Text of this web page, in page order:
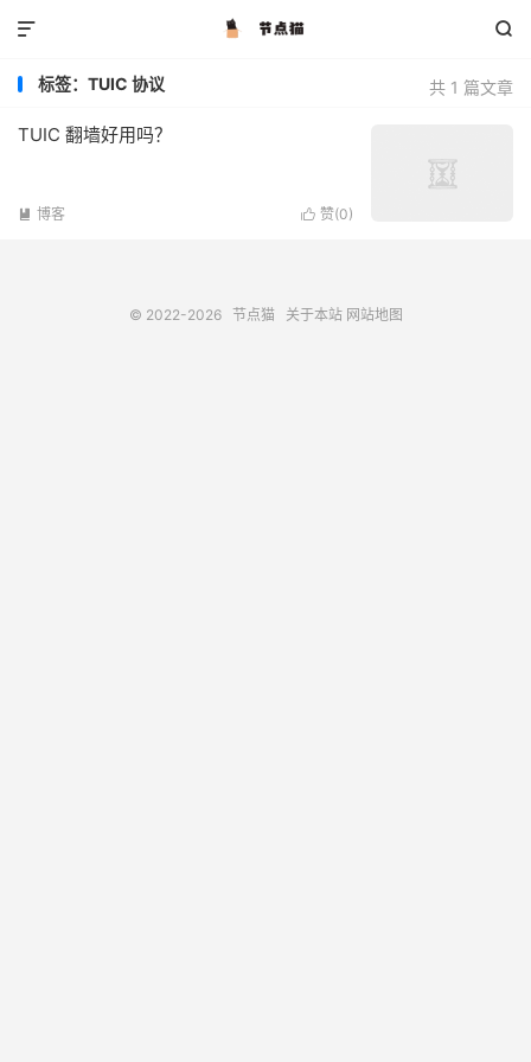


共 1 篇文章
标签：TUIC 协议
TUIC 翻墙好用吗？
 赞(0)
 博客
© 2022-2026 节点猫 关于本站 网站地图